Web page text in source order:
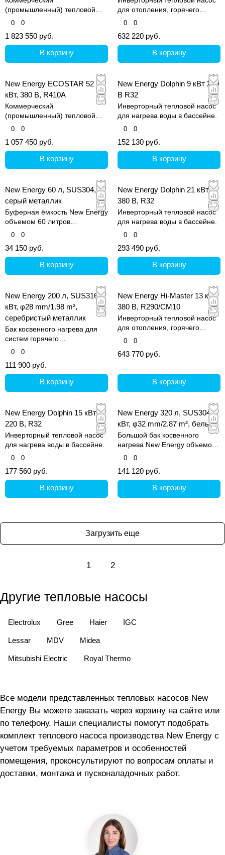
(промышленный) тепловой
насос для отопления и
коммерческих объектах
0 0
1 823 550 руб.
В корзину
для отопления, горячего
водоснабжения и охлаждения.
0 0
632 220 руб.
В корзину
New Energy ECOSTAR 52
кВт, 380 В, R410A
Коммерческий
(промышленный) тепловой
насос для отопления и
коммерческих объектах
0 0
1 057 450 руб.
В корзину
New Energy Dolphin 9 кВт 220
В R32
Инверторный тепловой насос
для нагрева воды в бассейне.
0 0
152 130 руб.
В корзину
New Energy 60 л, SUS304,
серый металлик
Буферная ёмкость New Energy
объемом 60 литров
выполнена из
нержавеющей стали SUS304.
0 0
34 150 руб.
В корзину
New Energy Dolphin 21 кВт,
380 В, R32
Инверторный тепловой насос
для нагрева воды в бассейне.
0 0
293 490 руб.
В корзину
New Energy 200 л, SUS316, 2
кВт, φ28 mm/1.98 m²,
серебристый металлик
Бак косвенного нагрева для
систем горячего
водоснабжения.
0 0
111 900 руб.
В корзину
New Energy Hi-Master 13 кВт,
380 В, R290/CM10
Инверторный тепловой насос
для отопления, горячего
водоснабжения и охлаждения.
0 0
643 770 руб.
В корзину
New Energy Dolphin 15 кВт,
220 В, R32
Инверторный тепловой насос
для нагрева воды в бассейне.
0 0
177 560 руб.
В корзину
New Energy 320 л, SUS304, 2
кВт, φ32 mm/2.87 m², белый
Большой бак косвенного
нагрева New Energy объемом
320 литров выполнен из
SUS304.
0 0
141 120 руб.
В корзину
Загрузить еще
1 2
Другие тепловые насосы
Electrolux Gree Haier IGC
Lessar MDV Midea
Mitsubishi Electric Royal Thermo
Все модели представленных тепловых насосов New
Energy Вы можете заказать через корзину на сайте или
по телефону. Наши специалисты помогут подобрать
комплект теплового насоса производства New Energy с
учетом требуемых параметров и особенностей
помещения, проконсультируют по вопросам оплаты и
доставки, монтажа и пусконаладочных работ.